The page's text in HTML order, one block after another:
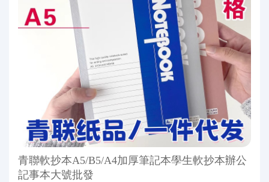
青聯軟抄本A5/B5/A4加厚筆記本學生軟抄本辦公
記事本大號批發